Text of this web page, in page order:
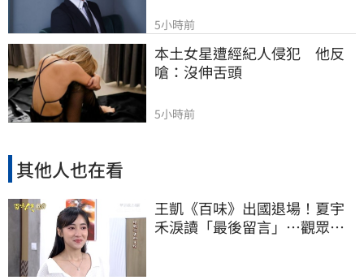
5小時前
本土女星遭經紀人侵犯　他反
嗆：沒伸舌頭
5小時前
其他人也在看
王凱《百味》出國退場！夏宇
禾淚讀「最後留言」…觀眾全